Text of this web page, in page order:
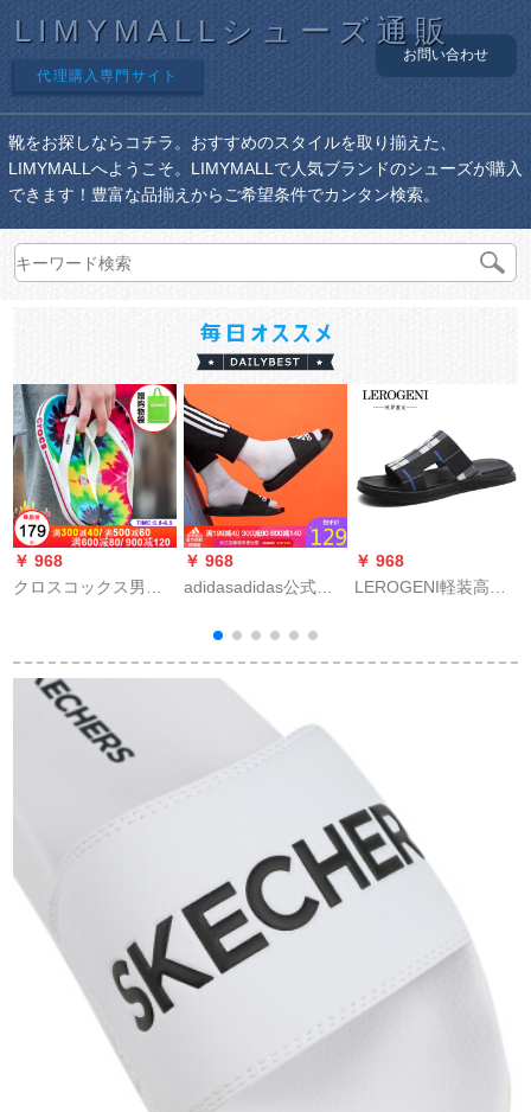
LIMYMALLシューズ通販
代理購入専門サイト
お問い合わせ
靴をお探しならコチラ。おすすめのスタイルを取り揃えた、
LIMYMALLへようこそ。LIMYMALLで人気ブランドのシューズが購入
できます！豊富な品揃えからご希望条件でカンタン検索。
￥ 968
クロスコックス男性
止め人字モスコケー
スケースケースケー
スケースケースケー
スケースケースケー
スケースケースケー
スケースケースケー
スケースケースケー
スケースケースケー
スケースケースケー
スケースケースケー
スケースケースケー
スケースケースケー
スケースケースケー
スケースケースケー
スケースケースケー
￥ 968
adidasadidas公式サ
の新商品の紳士靴運
動カジュアルビレッ
トレットB 41720 F
34770 44.5
￥ 968
LEROGENI軽装高得
用スリム1字すべり止
男性用です。